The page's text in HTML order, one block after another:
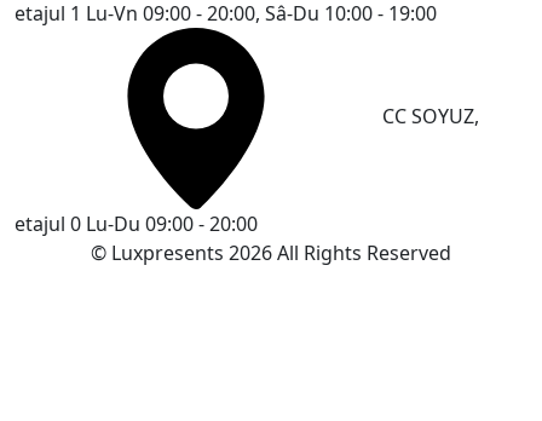
etajul 1 Lu-Vn 09:00 - 20:00, Sâ-Du 10:00 - 19:00
CC SOYUZ,
etajul 0 Lu-Du 09:00 - 20:00
© Luxpresents 2026 All Rights Reserved